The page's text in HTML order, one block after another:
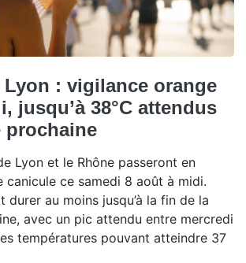
Lyon : vigilance orange
jusqu’à 38°C attendus
prochaine
Lyon et le Rhône passeront en
canicule ce samedi 8 août à midi.
durer au moins jusqu’à la fin de la
avec un pic attendu entre mercredi
températures pouvant atteindre 37